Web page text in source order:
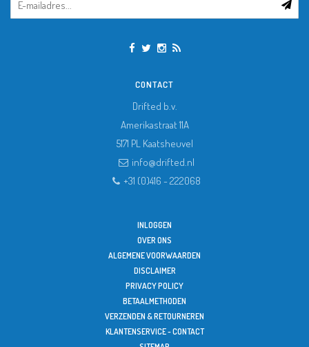
CONTACT
Drifted b.v.
Amerikastraat 11A
5171 PL Kaatsheuvel
info@drifted.nl
+31 (0)416 - 222068
INLOGGEN
OVER ONS
ALGEMENE VOORWAARDEN
DISCLAIMER
PRIVACY POLICY
BETAALMETHODEN
VERZENDEN & RETOURNEREN
KLANTENSERVICE - CONTACT